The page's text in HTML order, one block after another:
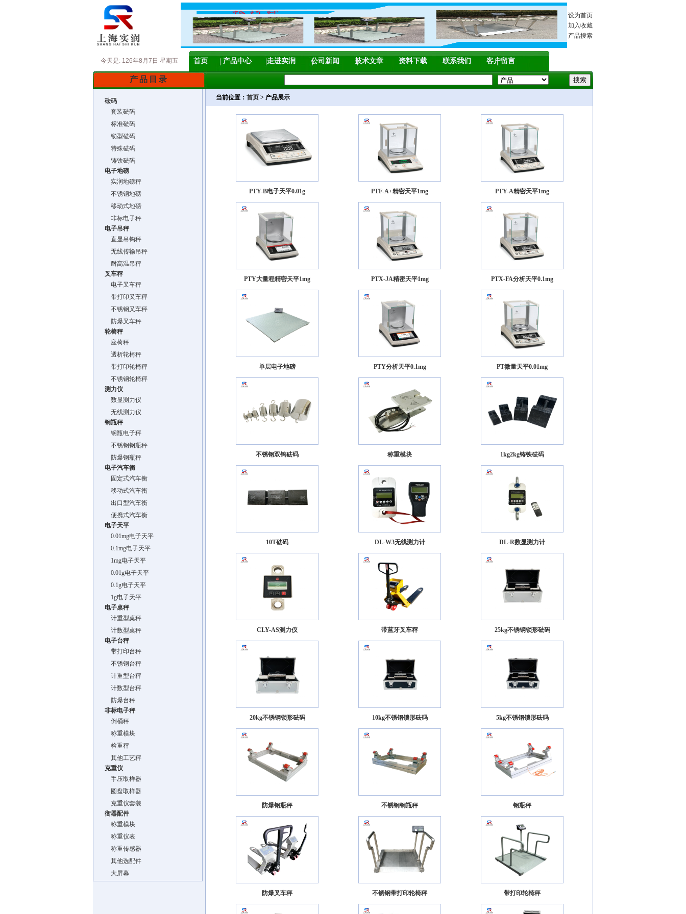
设为首页
加入收藏
产品搜索
今天是: 126年8月7日 星期五 首页 产品中心 走进实润 公司新闻 技术文章 资料下载 联系我们 客户留言
产品目录
砝码
套装砝码
标准砝码
锁型砝码
特殊砝码
铸铁砝码
电子地磅
实润地磅秤
不锈钢地磅
移动式地磅
非标电子秤
电子吊秤
直显吊钩秤
无线传输吊秤
耐高温吊秤
叉车秤
电子叉车秤
带打印叉车秤
不锈钢叉车秤
防爆叉车秤
轮椅秤
座椅秤
透析轮椅秤
带打印轮椅秤
不锈钢轮椅秤
测力仪
数显测力仪
无线测力仪
钢瓶秤
钢瓶电子秤
不锈钢钢瓶秤
防爆钢瓶秤
电子汽车衡
固定式汽车衡
移动式汽车衡
出口型汽车衡
便携式汽车衡
电子天平
0.01mg电子天平
0.1mg电子天平
1mg电子天平
0.01g电子天平
0.1g电子天平
1g电子天平
电子桌秤
计重型桌秤
计数型桌秤
电子台秤
带打印台秤
不锈钢台秤
计重型台秤
计数型台秤
防爆台秤
非标电子秤
倒桶秤
称重模块
检重秤
其他工艺秤
克重仪
手压取样器
圆盘取样器
克重仪套装
衡器配件
称重模块
称重仪表
称重传感器
其他选配件
大屏幕
当前位置： 首页 > 产品展示
PTY-B电子天平0.01g PTF-A+精密天平1mg PTY-A精密天平1mg
PTY大量程精密天平1mg PTX-JA精密天平1mg PTX-FA分析天平0.1mg
单层电子地磅 PTY分析天平0.1mg PT微量天平0.01mg
不锈钢双钩砝码 称重模块 1kg2kg铸铁砝码
10T砝码 DL-W3无线测力计 DL-R数显测力计
CLY-AS测力仪 带蓝牙叉车秤 25kg不锈钢锁形砝码
20kg不锈钢锁形砝码 10kg不锈钢锁形砝码 5kg不锈钢锁形砝码
防爆钢瓶秤 不锈钢钢瓶秤 钢瓶秤
防爆叉车秤 不锈钢带打印轮椅秤 带打印轮椅秤